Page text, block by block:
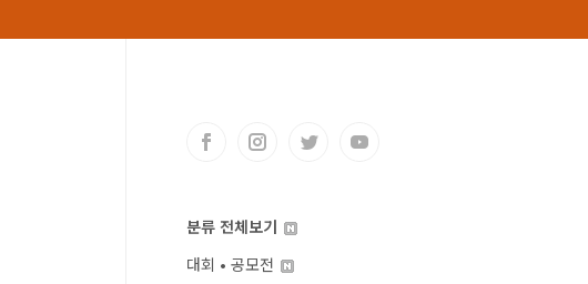
분류 전체보기
대회 • 공모전